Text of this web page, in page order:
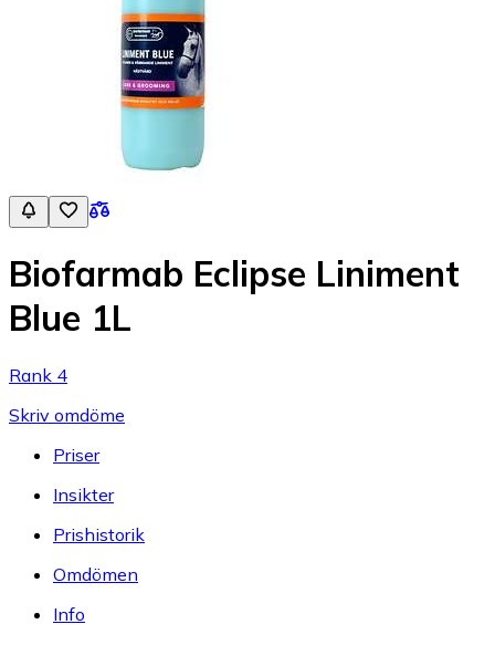
Biofarmab Eclipse Liniment
Blue 1L
Rank 4
Skriv omdöme
Priser
Insikter
Prishistorik
Omdömen
Info